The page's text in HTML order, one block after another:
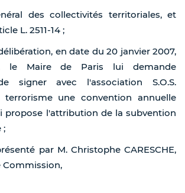
des collectivités territoriales, et
L. 2511-14 ;
en date du 20 janvier 2007,
le Maire de Paris lui demande
signer avec l'association S.O.S.
terrorisme une convention annuelle
propose l'attribution de la subvention
;
par M. Christophe CARESCHE,
Commission,